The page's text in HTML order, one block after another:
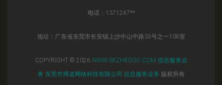
电话：1371247**
地址：广东省东莞市长安镇上沙中山中路35号之一108室
COPYRIGHT © 2026 WWW.58ZHEGOU.COM 信息服务业
务 东莞市搏道网络科技有限公司 信息服务业务 版权所有